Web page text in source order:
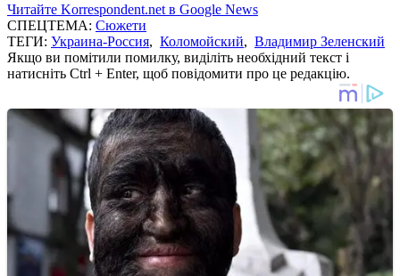
Читайте Korrespondent.net в Google News
СПЕЦТЕМА: Сюжети
ТЕГИ: Украина-Россия, Коломойский, Владимир Зеленский
Якщо ви помітили помилку, виділіть необхідний текст і
натисніть Ctrl + Enter, щоб повідомити про це редакцію.